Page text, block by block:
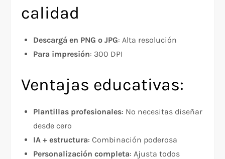
calidad
Descargá en PNG o JPG: Alta resolución
Para impresión: 300 DPI
Ventajas educativas:
Plantillas profesionales: No necesitas diseñar
desde cero
IA + estructura: Combinación poderosa
Personalización completa: Ajusta todos